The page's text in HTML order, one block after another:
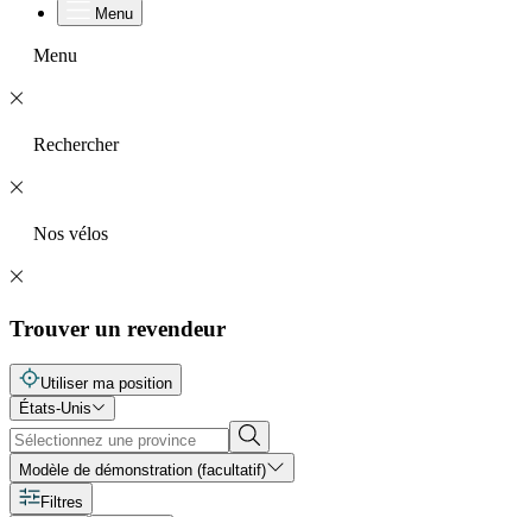
Menu
Menu
Rechercher
Nos vélos
Trouver un revendeur
Utiliser ma position
États-Unis
Modèle de démonstration (facultatif)
Filtres